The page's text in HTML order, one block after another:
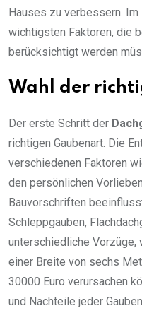
Hauses zu verbessern.
wichtigsten Faktoren, die
berücksichtigt werden
Wahl der
Der erste Schritt der
richtigen Gaubenart. Die
verschiedenen Faktoren
den persönlichen
Bauvorschriften
Schleppgauben,
unterschiedliche Vorzüge,
einer Breite von sechs
30000 Euro verursachen
und Nachteile jeder